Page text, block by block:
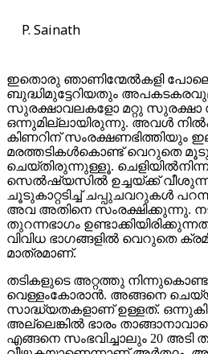
P. Sainath
ഇതൊരു ഞാണിന്മേല്‍കളി
ബുദ്ധിമുട്ടേറിയതും
സുരക്ഷാവലകളോ മറ്റു സുരക്ഷാ
ഒന്നുമില്ലായിരുന്നു. അവള്‍
കിണറിന് സംരക്ഷണഭിത്തിയും
മരത്തടികള്‍കൊണ്ട് വെറുതെ
ചെയ്തിരുന്നുള്ളൂ.
സെല്‍ഷ്യസില്‍ ഉച്ചയ്ക്ക് വീശുന്ന
ചൂടുകാറ്റടിച്ച് ചപ്പുചവറുകള്‍
അവ അതിനെ സംരക്ഷിക്കുന്നു.
തുറന്നഭാഗം
വിവിധ ഭാഗങ്ങളില്‍ വെറുതെ
മാത്രമാണ്.
തടികളുടെ അറ്റത്തു
വെള്ളംകോരാന്‍. അങ്ങനെ
സാദ്ധ്യതകളാണ് ഉള്ളത്.
അല്ലെങ്കില്‍ ഭാരം
എങ്ങനെ സംഭവിച്ചാലും 20 അടി